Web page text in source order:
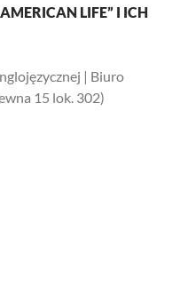
LIFE” I ICH
| Biuro
15 lok. 302)